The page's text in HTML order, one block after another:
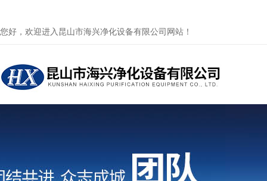
您好，欢迎进入昆山市海兴净化设备有限公司网站！